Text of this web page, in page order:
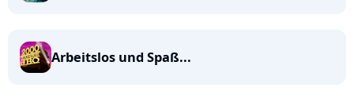
Arbeitslos und Spaß...